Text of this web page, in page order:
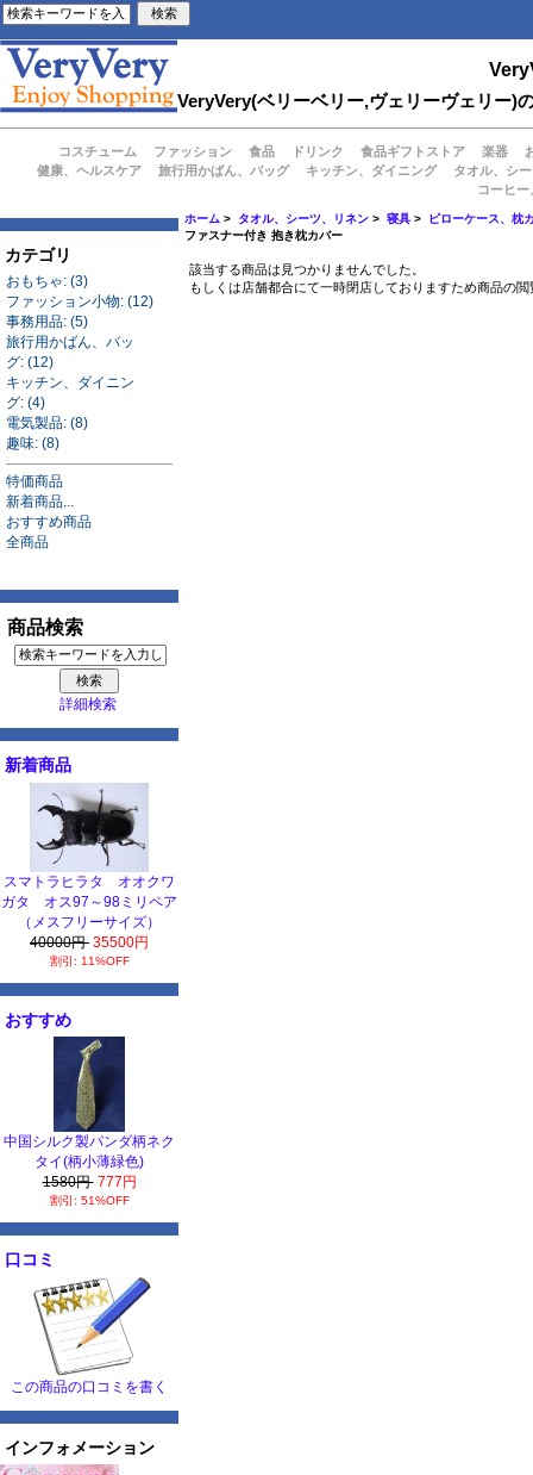
VeryVery(ベリーベリー,ヴェリーヴェリー)
コスチューム ファッション 食品 ドリンク 食品ギフトストア 楽器
健康、ヘルスケア
旅行用かばん、バッグ キッチン、ダイニング
タオル、シ
コーヒ
カテゴリ
おもちゃ: (3)
ファッション小物: (12)
事務用品: (5)
旅行用かばん、バッ
グ: (12)
キッチン、ダイニン
グ: (4)
電気製品: (8)
趣味: (8)
特価商品
新着商品...
おすすめ商品
全商品
商品検索
詳細検索
新着商品
スマトラヒラタ オオクワ
ガタ オス97～98ミリペア
（メスフリーサイズ）
40000円 35500円
割引: 11%OFF
おすすめ
中国シルク製パンダ柄ネク
タイ(柄小薄緑色)
1580円 777円
割引: 51%OFF
口コミ
この商品の口コミを書く
インフォメーション
ホーム > タオル、シーツ、リネン >寝具 >
ピローケース、枕
ファスナー付き 抱き枕カバー
該当する商品は見つかりませんでした。
もしくは店舗都合にて一時閉店しておりますため商品の